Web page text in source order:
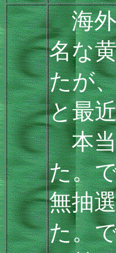
海外
名な
たが
と最
本当
た。
無抽
た。